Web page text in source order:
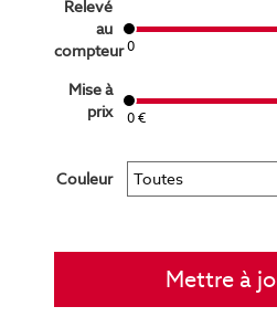
Relevé
au
compteur 0
Mise à
prix
0 €
Couleur